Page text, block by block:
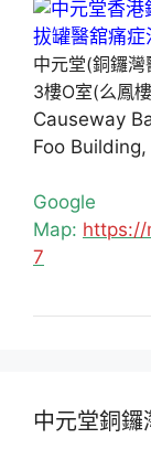
中元堂(銅鑼
3樓O室(么鳳
Causeway
Foo
Google
Map: https://
7
中元堂銅